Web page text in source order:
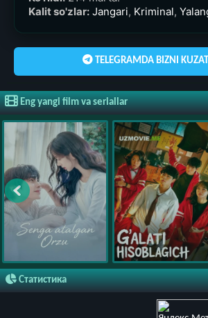
Kalit so'zlar: Jangari, Kriminal,
TELEGRAMDA BIZNI
Eng yangi film va seriallar
Статистика